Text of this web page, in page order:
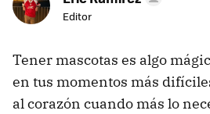
Editor
Tener mascotas es algo
en tus momentos más
al corazón cuando más lo